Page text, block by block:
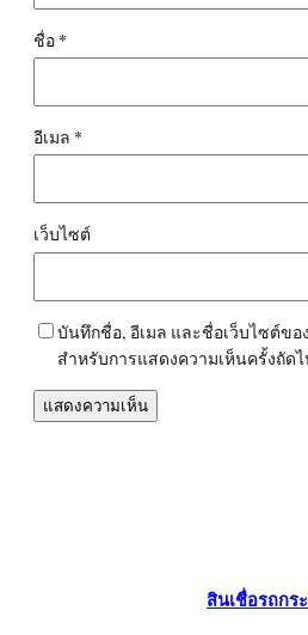
ชื่อ *
อีเมล *
เว็บไซต์
บันทึกชื่อ, อีเมล และชื่อเว็บไซต์ข
สำหรับการแสดงความเห็นครั้งถัดไ
สินเชื่อรถกร